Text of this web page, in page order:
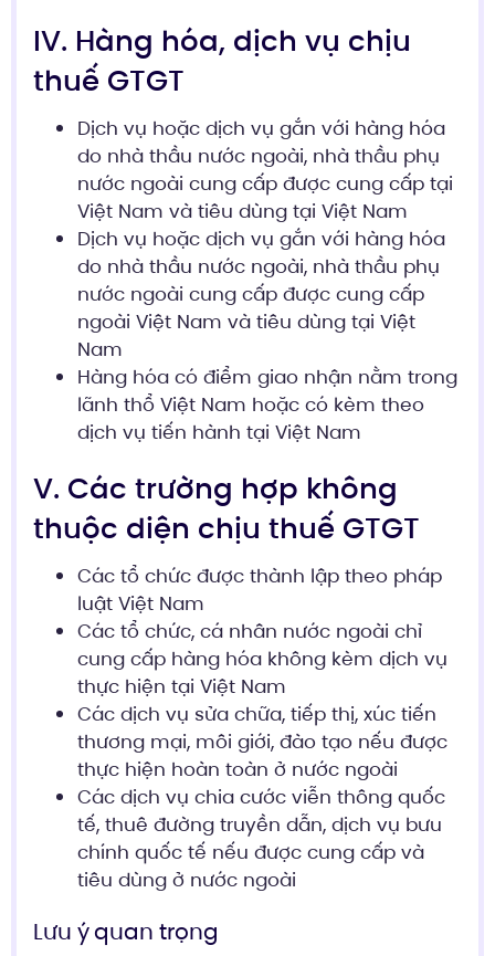
IV. Hàng hóa, dịch vụ chịu
thuế GTGT
Dịch vụ hoặc dịch vụ gắn với hàng hóa
do nhà thầu nước ngoài, nhà thầu phụ
nước ngoài cung cấp được cung cấp tại
Việt Nam và tiêu dùng tại Việt Nam
Dịch vụ hoặc dịch vụ gắn với hàng hóa
do nhà thầu nước ngoài, nhà thầu phụ
nước ngoài cung cấp được cung cấp
ngoài Việt Nam và tiêu dùng tại Việt
Nam
Hàng hóa có điểm giao nhận nằm trong
lãnh thổ Việt Nam hoặc có kèm theo
dịch vụ tiến hành tại Việt Nam
V. Các trường hợp không
thuộc diện chịu thuế GTGT
Các tổ chức được thành lập theo pháp
luật Việt Nam
Các tổ chức, cá nhân nước ngoài chỉ
cung cấp hàng hóa không kèm dịch vụ
thực hiện tại Việt Nam
Các dịch vụ sửa chữa, tiếp thị, xúc tiến
thương mại, môi giới, đào tạo nếu được
thực hiện hoàn toàn ở nước ngoài
Các dịch vụ chia cước viễn thông quốc
tế, thuê đường truyền dẫn, dịch vụ bưu
chính quốc tế nếu được cung cấp và
tiêu dùng ở nước ngoài
Lưu ý quan trọng